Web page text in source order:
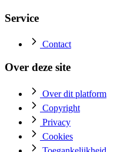
Service
Contact
Over deze site
Over dit platform
Copyright
Privacy
Cookies